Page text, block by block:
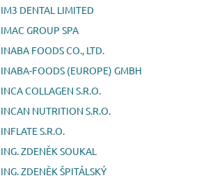
IM3 DENTAL LIMITED
IMAC GROUP SPA
INABA FOODS CO., LTD.
INABA-FOODS (EUROPE) GMBH
INCA COLLAGEN S.R.O.
INCAN NUTRITION S.R.O.
INFLATE S.R.O.
ING. ZDENĚK SOUKAL
ING. ZDENĚK ŠPITÁLSKÝ